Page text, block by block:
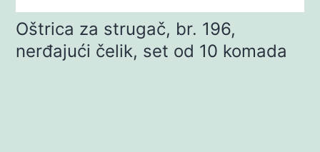
Oštrica za strugač, br. 196,
nerđajući čelik, set od 10 komada